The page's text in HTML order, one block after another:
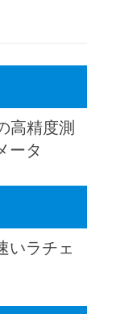
高精度測
ータ
いラチェ